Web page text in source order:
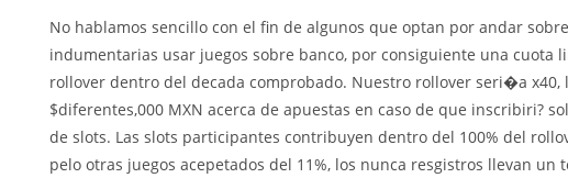
No hablamos sencillo con el fin de algunos que optan por andar
indumentarias usar juegos sobre banco, por consiguiente una cuota
rollover dentro del decada comprobado. Nuestro rollover seri�a x40,
$diferentes,000 MXN acerca de apuestas en caso de que inscribiri?
de slots. Las slots participantes contribuyen dentro del 100% del
pelo otras juegos acepetados del 11%, los nunca resgistros llevan un